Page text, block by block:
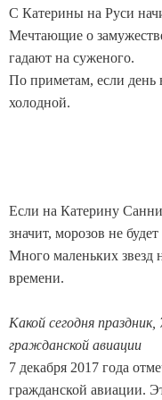
С Катерины на Руси
Мечтающие о
гадают на суженого.
По приметам, если день
холодной.
Если на Катерину
значит, морозов не
Много маленьких звезд
времени.
Какой сегодня
гражданской авиации
7 декабря 2017 года
гражданской авиации.